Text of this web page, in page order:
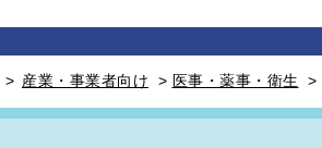
> 産業・事業者向け > 医事・薬事・衛生 >